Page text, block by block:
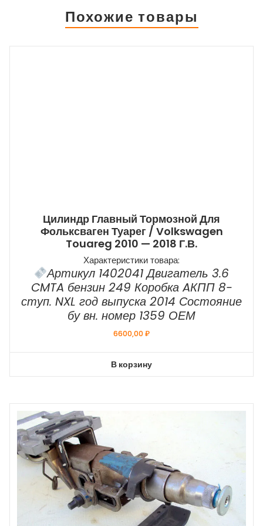
Похожие товары
Цилиндр Главный Тормозной Для
Фольксваген Туарег / Volkswagen
Touareg 2010 — 2018 Г.в.
Характеристики товара:
Артикул 1402041 Двигатель 3.6
CMTA бензин 249 Коробка AКПП 8-
ступ. NXL год выпуска 2014 Состояние
бу вн. номер 1359 ОЕМ
6600,00₽
В корзину